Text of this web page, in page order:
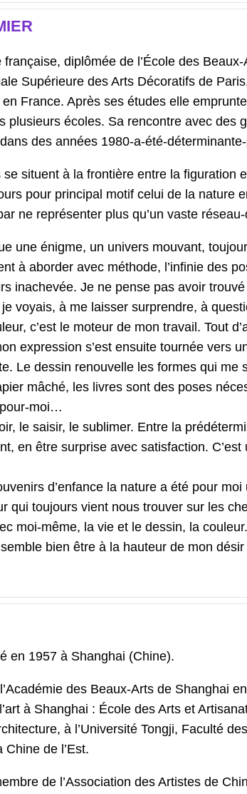
française, diplômée de l’École des
Supérieure des Arts Décoratifs de
France. Après ses études elle
plusieurs écoles. Sa rencontre avec des
des années 1980-a-été-
situent à la frontière entre la figuration
pour principal motif celui de la nature
ne représenter plus qu’un vaste
une énigme, un univers mouvant,
à aborder avec méthode, l’infinie des
inachevée. Je ne pense pas avoir
je voyais, à me laisser surprendre, à
c’est le moteur de mon travail. Tout
expression s’est ensuite tournée vers
Le dessin renouvelle les formes qui me
mâché, les livres sont des poses
pour-moi…
le saisir, le sublimer. Entre la
en être surprise avec satisfaction.
d’enfance la nature a été pour moi
qui toujours vient nous trouver sur les
moi-même, la vie et le dessin, la
bien être à la hauteur de mon
en 1957 à Shanghai (Chine).
des Beaux-Arts de Shanghai
à Shanghai : École des Arts et
à l’Université Tongji, Faculté
de l’Est.
de l’Association des Artistes de